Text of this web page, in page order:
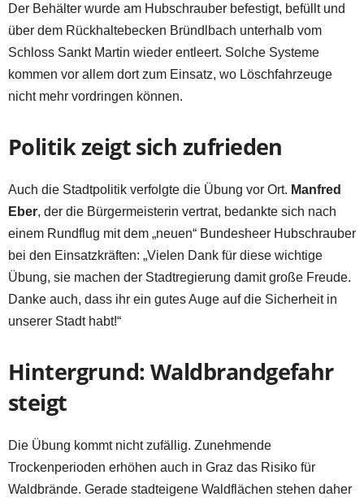
Der Behälter wurde am Hubschrauber befestigt, befüllt und
über dem Rückhaltebecken Bründlbach unterhalb vom
Schloss Sankt Martin wieder entleert. Solche Systeme
kommen vor allem dort zum Einsatz, wo Löschfahrzeuge
nicht mehr vordringen können.
Politik zeigt sich zufrieden
Auch die Stadtpolitik verfolgte die Übung vor Ort. Manfred
Eber, der die Bürgermeisterin vertrat, bedankte sich nach
einem Rundflug mit dem „neuen“ Bundesheer Hubschrauber
bei den Einsatzkräften: „Vielen Dank für diese wichtige
Übung, sie machen der Stadtregierung damit große Freude.
Danke auch, dass ihr ein gutes Auge auf die Sicherheit in
unserer Stadt habt!“
Hintergrund: Waldbrandgefahr
steigt
Die Übung kommt nicht zufällig. Zunehmende
Trockenperioden erhöhen auch in Graz das Risiko für
Waldbrände. Gerade stadteigene Waldflächen stehen daher